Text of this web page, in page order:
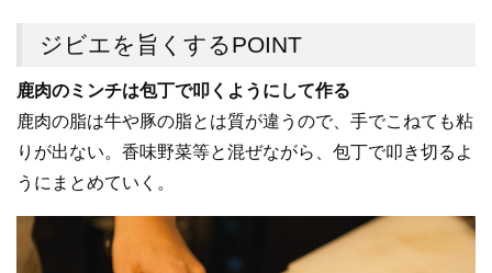
ジビエを旨くするPOINT
鹿肉のミンチは包丁で叩くようにして作る
鹿肉の脂は牛や豚の脂とは質が違うので、手でこねても粘
りが出ない。香味野菜等と混ぜながら、包丁で叩き切るよ
うにまとめていく。